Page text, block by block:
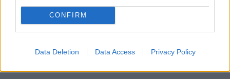
CONFIRM
Data Deletion Data Access Privacy Policy
ΕΠΙΤΡΑΠΕΖΙΑ ΣΤΑΦΥΛΙΑ
ΥΠΟΥΡΓΕΙΟ ΑΓΡΟΤΙΚΗΣ ΑΝΑΠΤΥΞΗΣ ΚΑΙ ΤΡΟΦΙΜΩΝ
ΚΟΡΙΝΘΙΑ
ΚΟΣΤΟΣ ΠΑΡΑΓΩΓΗΣ
ΣΤΑΦΥΛΙΑ
ΠΑΝΑΓΙΩΤΗΣ ΝΙΚΑΣ
ΓΙΩΡΓΟΣ ΓΕΩΡΓΑΝΤΑΣ